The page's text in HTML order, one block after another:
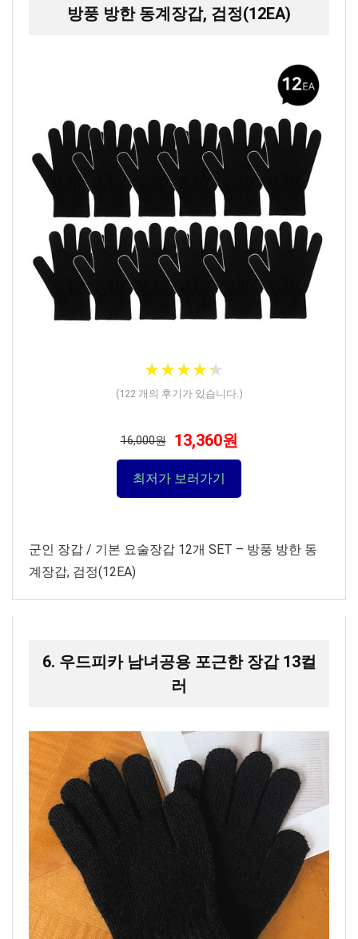
방풍 방한 동계장갑, 검정(12EA)
★★★★★
★★★★★
(122개의 후기가 있습니다.)
16,000원 13,360원
최저가 보러가기
군인 장갑 / 기본 요술장갑 12개 SET – 방풍 방한 동
계장갑, 검정(12EA)
6. 우드피카 남녀공용 포근한 장갑 13컬
러